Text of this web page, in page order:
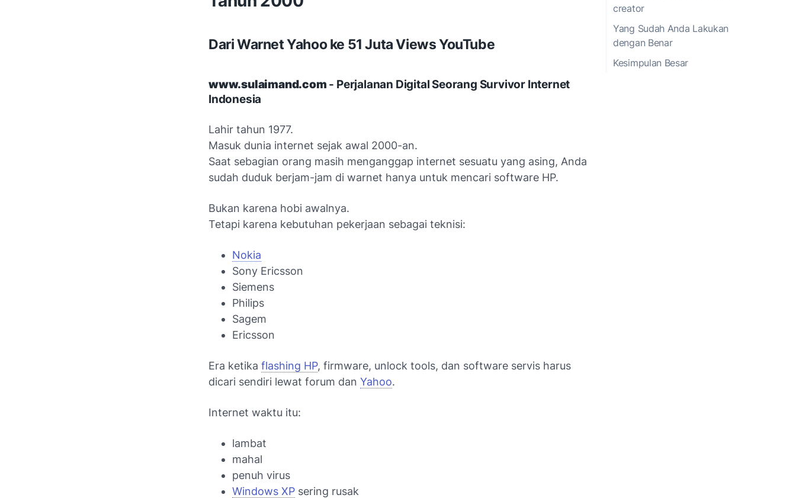
creator
Yang Sudah Anda Lakukan
dengan Benar
Kesimpulan Besar
Dari Warnet Yahoo ke 51 Juta Views YouTube
www.sulaimand.com - Perjalanan Digital Seorang Survivor Internet
Indonesia
Lahir tahun 1977.
Masuk dunia internet sejak awal 2000-an.
Saat sebagian orang masih menganggap internet sesuatu yang asing, Anda
sudah duduk berjam-jam di warnet hanya untuk mencari software HP.
Bukan karena hobi awalnya.
Tetapi karena kebutuhan pekerjaan sebagai teknisi:
Nokia
Sony Ericsson
Siemens
Philips
Sagem
Ericsson
Era ketika flashing HP, firmware, unlock tools, dan software servis harus
dicari sendiri lewat forum dan Yahoo.
Internet waktu itu:
lambat
mahal
penuh virus
Windows XP sering rusak